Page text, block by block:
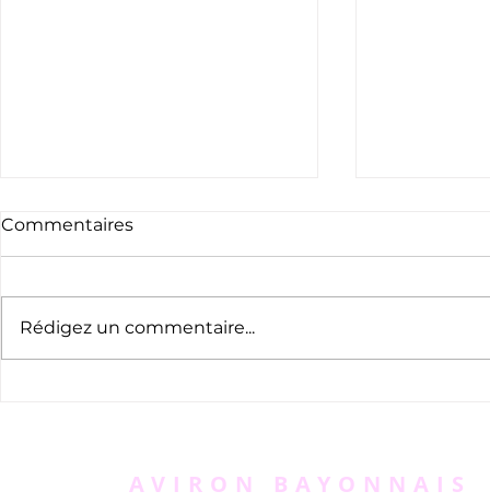
Commentaires
Rédigez un commentaire...
AVIRON BAYONNAIS